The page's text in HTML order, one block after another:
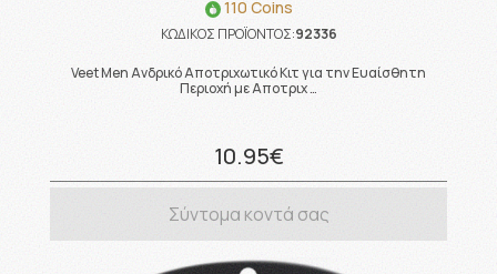
110 Coins
ΚΩΔΙΚΟΣ ΠΡΟΪΟΝΤΟΣ:92336
Veet Men Ανδρικό Αποτριχωτικό Κιτ για την Ευαίσθητη
Περιοχή με Αποτριχ …
10.95€
Σύντομα κοντά σας